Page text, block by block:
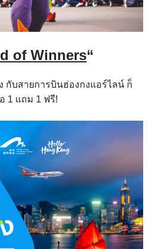
of Winners“
กับสายการบินฮ่องกงแอร์ไลน์ ก็
1 แถม 1 ฟรี!